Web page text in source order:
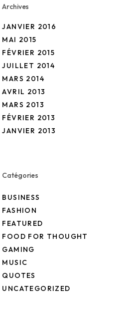
Archives
JANVIER 2016
MAI 2015
FÉVRIER 2015
JUILLET 2014
MARS 2014
AVRIL 2013
MARS 2013
FÉVRIER 2013
JANVIER 2013
Catégories
BUSINESS
FASHION
FEATURED
FOOD FOR THOUGHT
GAMING
MUSIC
QUOTES
UNCATEGORIZED